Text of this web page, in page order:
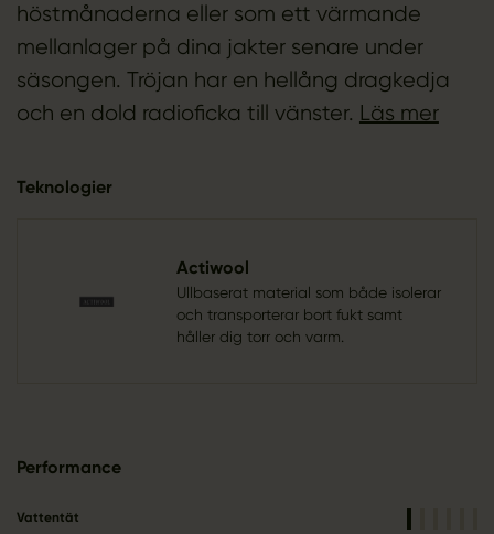
höstmånaderna eller som ett värmande
mellanlager på dina jakter senare under
säsongen. Tröjan har en hellång dragkedja
och en dold radioficka till vänster. Läs mer
Teknologier
Actiwool
Ullbaserat material som både isolerar
och transporterar bort fukt samt
håller dig torr och varm.
Performance
Vattentät